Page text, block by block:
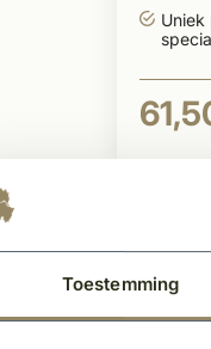
Toestemming